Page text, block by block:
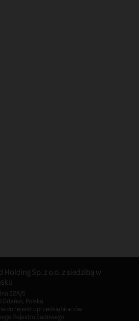
Holding Sp. z o.o. z siedzibą w
22A/5
Gdańsk, Polska
do rejestru przedsiębiorców
Rejestru Sądowego